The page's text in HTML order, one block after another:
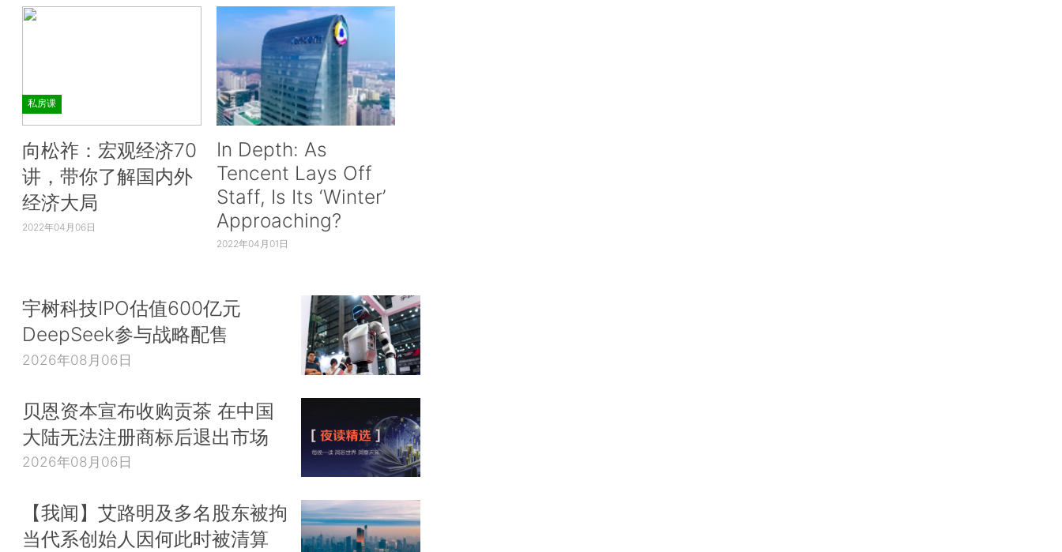
私房课
向松祚：宏观经济70
讲，带你了解国内外
经济大局
2022年04月06日
In Depth: As
Tencent Lays Off
Staff, Is Its ‘Winter’
Approaching?
2022年04月01日
宇树科技IPO估值600亿元
DeepSeek参与战略配售
2026年08月06日
贝恩资本宣布收购贡茶 在中国
大陆无法注册商标后退出市场
2026年08月06日
【我闻】艾路明及多名股东被拘
当代系创始人因何此时被清算